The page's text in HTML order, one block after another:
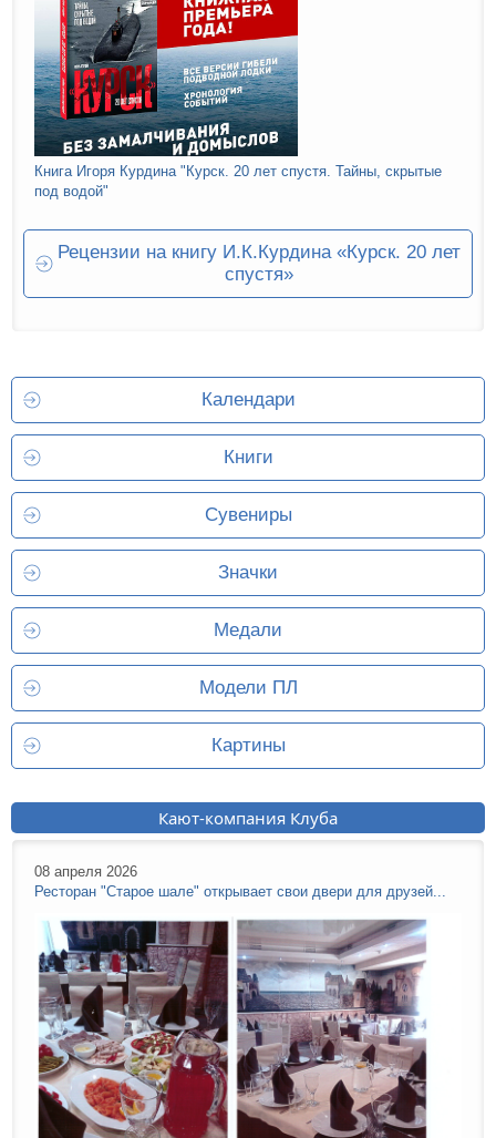
Книга Игоря Курдина "Курск. 20 лет спустя. Тайны, скрытые
под водой"
Рецензии на книгу И.К.Курдина «Курск. 20 лет
спустя»
Календари
Книги
Сувениры
Значки
Медали
Модели ПЛ
Картины
Кают-компания Клуба
08 апреля 2026
Ресторан "Старое шале" открывает свои двери для друзей...